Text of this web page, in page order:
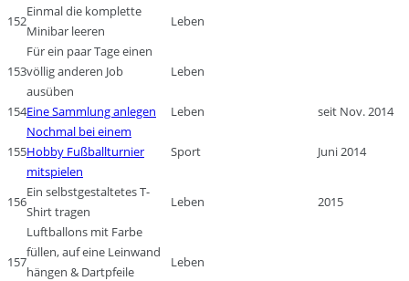
152
Einmal die komplette
Minibar leeren
Leben
153
Für ein paar Tage einen
völlig anderen Job
ausüben
Leben
154Eine Sammlung anlegen Leben seit Nov. 2014
155
Nochmal bei einem
Hobby Fußballturnier
mitspielen
Sport Juni 2014
156
Ein selbstgestaltetes T-
Shirt tragen
Leben 2015
157
Luftballons mit Farbe
füllen, auf eine Leinwand
hängen & Dartpfeile
Leben